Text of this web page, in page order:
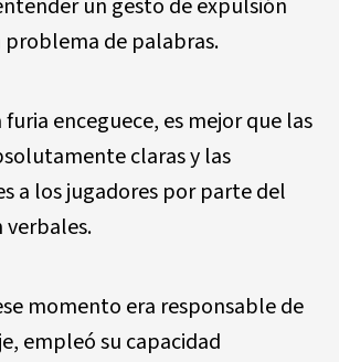
un gesto de expulsión
de palabras.
enceguece, es mejor que las
claras y las
a los jugadores por parte del
verbales.
momento era responsable de
empleó su capacidad